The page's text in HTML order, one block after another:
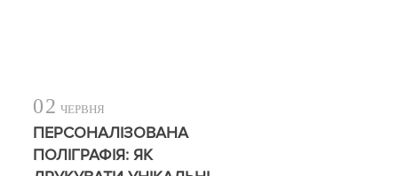
02 ЧЕРВНЯ
ПЕРСОНАЛІЗОВАНА
ПОЛІГРАФІЯ: ЯК